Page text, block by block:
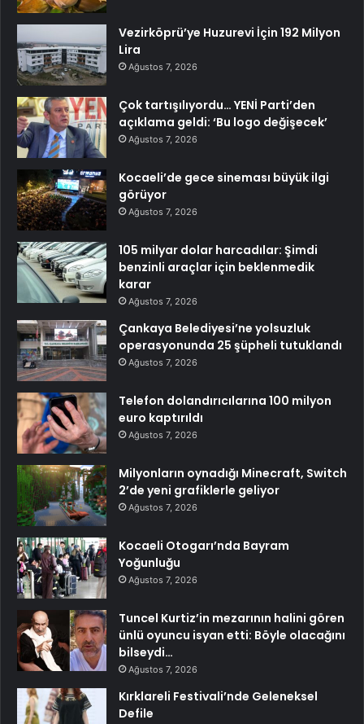
Vezirköprü’ye Huzurevi İçin 192 Milyon
Lira
Ağustos 7, 2026
Çok tartışılıyordu… YENİ Parti’den
açıklama geldi: ‘Bu logo değişecek’
Ağustos 7, 2026
Kocaeli’de gece sineması büyük ilgi
görüyor
Ağustos 7, 2026
105 milyar dolar harcadılar: Şimdi
benzinli araçlar için beklenmedik
karar
Ağustos 7, 2026
Çankaya Belediyesi’ne yolsuzluk
operasyonunda 25 şüpheli tutuklandı
Ağustos 7, 2026
Telefon dolandırıcılarına 100 milyon
euro kaptırıldı
Ağustos 7, 2026
Milyonların oynadığı Minecraft, Switch
2’de yeni grafiklerle geliyor
Ağustos 7, 2026
Kocaeli Otogarı’nda Bayram
Yoğunluğu
Ağustos 7, 2026
Tuncel Kurtiz’in mezarının halini gören
ünlü oyuncu isyan etti: Böyle olacağını
bilseydi…
Ağustos 7, 2026
Kırklareli Festivali’nde Geleneksel
Defile